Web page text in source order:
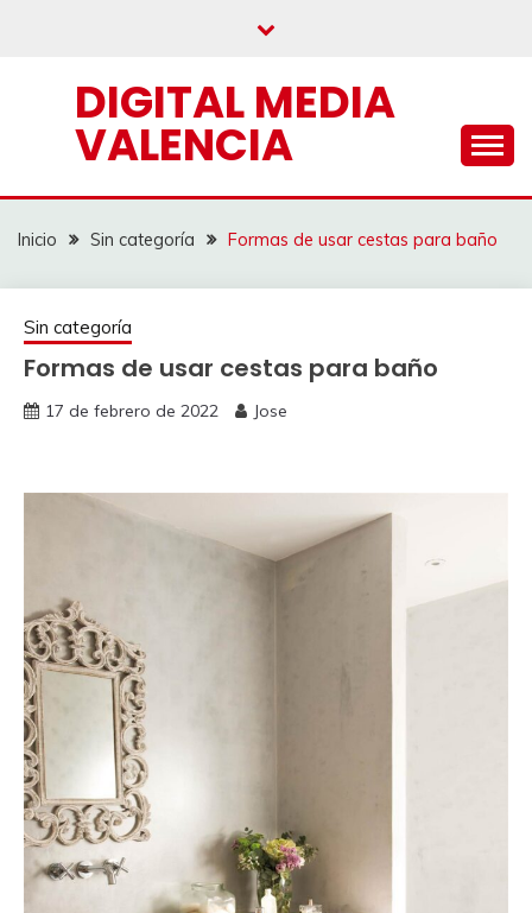
DIGITAL MEDIA
VALENCIA
Inicio Sin categoría Formas de usar cestas para baño
Sin categoría
Formas de usar cestas para baño
17 de febrero de 2022 Jose